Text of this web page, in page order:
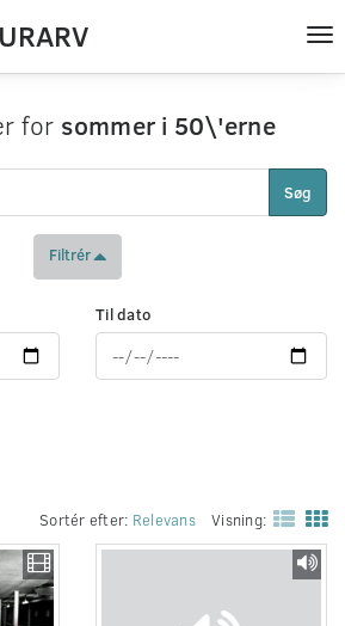
for sommer i 50\'erne
Søg
Filtrér
Til dato
Sortér efter: Relevans Visning: